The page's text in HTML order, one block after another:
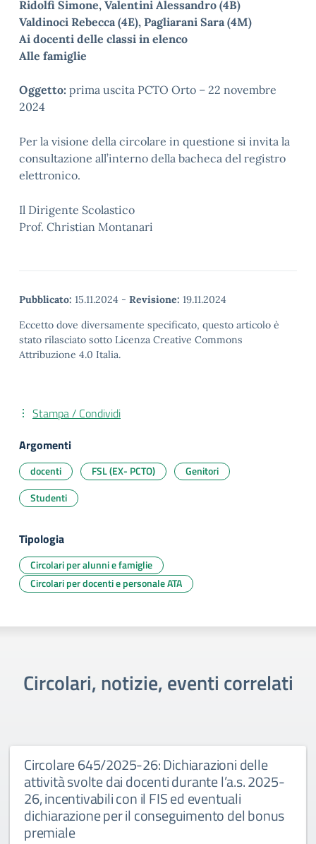
Ridolfi Simone, Valentini Alessandro (4B)
Valdinoci Rebecca (4E), Pagliarani Sara (4M)
Ai docenti delle classi in elenco
Alle famiglie
Oggetto: prima uscita PCTO Orto – 22 novembre
2024
Per la visione della circolare in questione si invita la
consultazione all’interno della bacheca del registro
elettronico.
Il Dirigente Scolastico
Prof. Christian Montanari
Pubblicato: 15.11.2024 - Revisione: 19.11.2024
Eccetto dove diversamente specificato, questo articolo è
stato rilasciato sotto Licenza Creative Commons
Attribuzione 4.0 Italia.
Stampa / Condividi
Argomenti
docenti FSL (EX- PCTO)
Genitori
Studenti
Tipologia
Circolari per alunni e famiglie
Circolari per docenti e personale ATA
Circolari, notizie, eventi correlati
Circolare 645/2025-26: Dichiarazioni delle
attività svolte dai docenti durante l’a.s. 2025-
26, incentivabili con il FIS ed eventuali
dichiarazione per il conseguimento del bonus
premiale